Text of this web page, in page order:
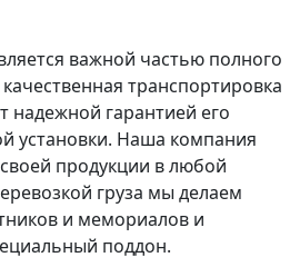
важной частью полного
транспортировка
надежной гарантией его
установки. Наша компания
продукции в любой
груза мы делаем
и мемориалов и
поддон.